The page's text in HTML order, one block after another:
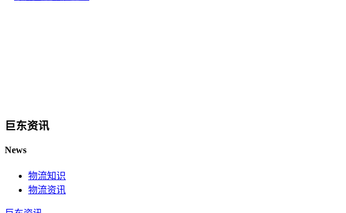
巨东资讯
News
物流知识
物流资讯